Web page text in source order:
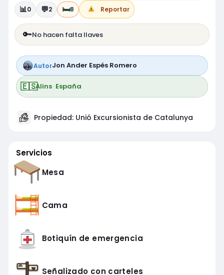
📊0 💬2 🛏️8 Reportar
🔑No hacen falta llaves
AutorJon Ander Espés Romero
🇪🇸Alins·España
Propiedad: Unió Excursionista de Catalunya
Servicios
Mesa
Cama
Botiquín de emergencia
Señalizado con carteles